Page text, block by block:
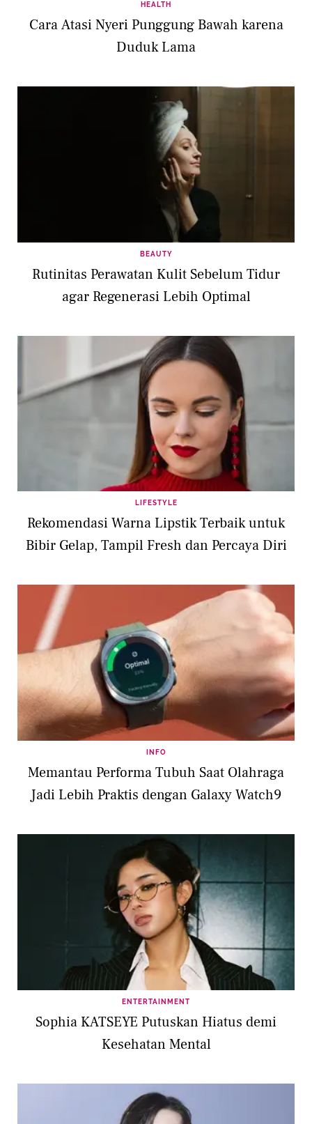
HEALTH
Cara Atasi Nyeri Punggung Bawah karena
Duduk Lama
BEAUTY
Rutinitas Perawatan Kulit Sebelum Tidur
agar Regenerasi Lebih Optimal
LIFESTYLE
Rekomendasi Warna Lipstik Terbaik untuk
Bibir Gelap, Tampil Fresh dan Percaya Diri
INFO
Memantau Performa Tubuh Saat Olahraga
Jadi Lebih Praktis dengan Galaxy Watch9
ENTERTAINMENT
Sophia KATSEYE Putuskan Hiatus demi
Kesehatan Mental